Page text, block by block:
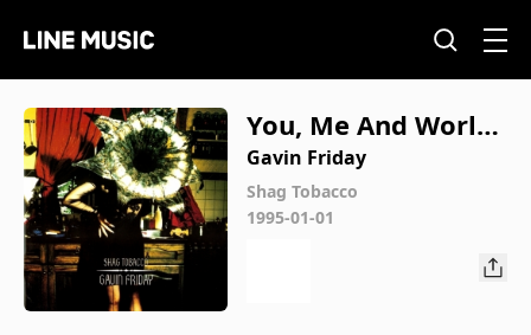
You, Me And World
War Three
Gavin Friday
Shag Tobacco
1995-01-01